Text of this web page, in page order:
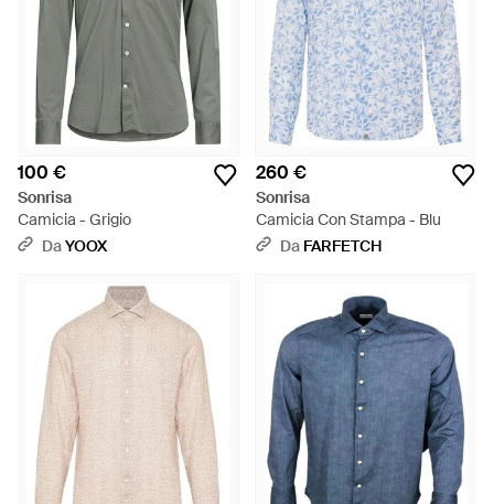
100 €
Sonrisa
Camicia - Grigio
DaYOOX
260 €
Sonrisa
Camicia Con Stampa - Blu
Da FARFETCH